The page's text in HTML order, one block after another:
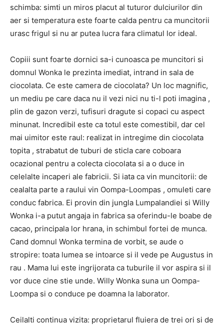
schimba: simti un miros placut al tuturor dulciurilor din
aer si temperatura este foarte calda pentru ca muncitorii
urasc frigul si nu ar putea lucra fara climatul lor ideal.
Copiii sunt foarte dornici sa-i cunoasca pe muncitori si
domnul Wonka le prezinta imediat, intrand in sala de
ciocolata. Ce este camera de ciocolata? Un loc magnific,
un mediu pe care daca nu il vezi nici nu ti-l poti imagina ,
plin de gazon verzi, tufisuri dragute si copaci cu aspect
minunat. Incredibil este ca totul este comestibil, dar cel
mai uimitor este raul: realizat in intregime din ciocolata
topita , strabatut de tuburi de sticla care coboara
ocazional pentru a colecta ciocolata si a o duce in
celelalte incaperi ale fabricii. Si iata ca vin muncitorii: de
cealalta parte a raului vin Oompa-Loompas , omuleti care
conduc fabrica. Ei provin din jungla Lumpalandiei si Willy
Wonka i-a putut angaja in fabrica sa oferindu-le boabe de
cacao, principala lor hrana, in schimbul fortei de munca.
Cand domnul Wonka termina de vorbit, se aude o
stropire: toata lumea se intoarce si il vede pe Augustus in
rau . Mama lui este ingrijorata ca tuburile il vor aspira si il
vor duce cine stie unde. Willy Wonka suna un Oompa-
Loompa si o conduce pe doamna la laborator.
Ceilalti continua vizita: proprietarul fluiera de trei ori si de